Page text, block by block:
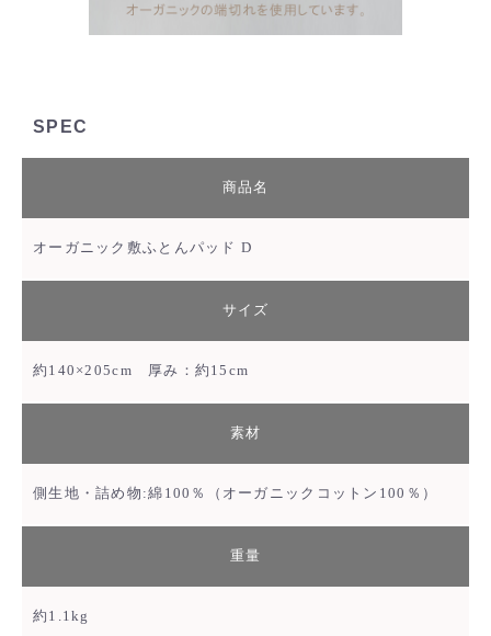
SPEC
商品名
オーガニック敷ふとんパッド D
サイズ
約140×205cm 厚み：約15cm
素材
側生地・詰め物:綿100％（オーガニックコットン100％）
重量
約1.1kg